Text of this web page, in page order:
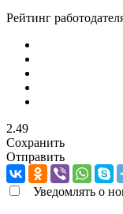
Рейтинг
2.49
Сохранить
Отправить
Уведомлять о